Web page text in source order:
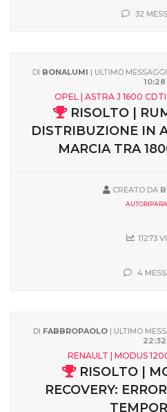
32
DI BONALUMI | ULTIMO
10:28
OPEL | ASTRA J 1600 CDTI
RISOLTO |
DISTRIBUZIONE IN
MARCIA TRA
CREATO DA
11273
4
DI FABBROPAOLO | ULTIMO
22:32
RENAULT | MODUS
RISOLTO |
RECOVERY: